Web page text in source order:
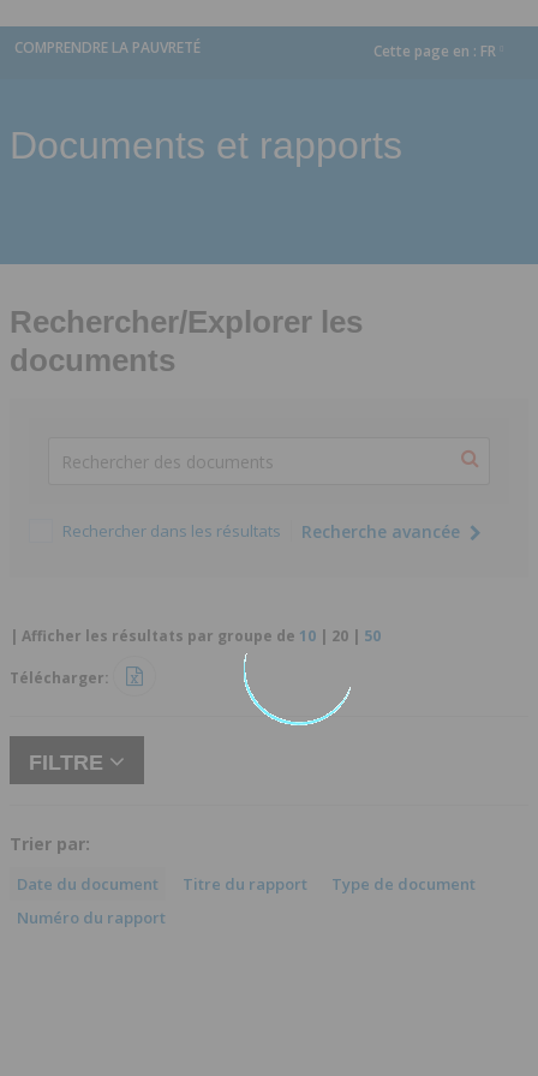
COMPRENDRE LA PAUVRETÉ Cette page en : FR
Documents et rapports
Rechercher/Explorer les
documents
Rechercher dans les résultats Recherche avancée
| Afficher les résultats par groupe de 10 | 20 | 50
Télécharger:
FILTRE
Trier par:
Date du document Titre du rapport
Type de document
Numéro du rapport